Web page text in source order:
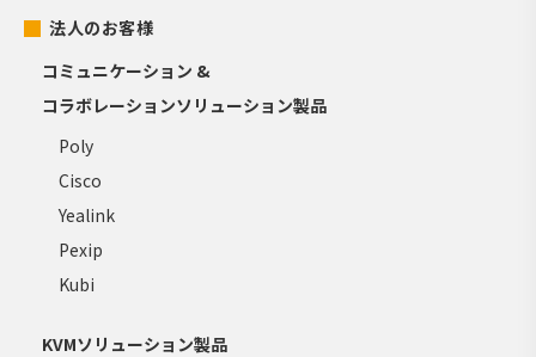
法人のお客様
コミュニケーション &
コラボレーションソリューション製品
Poly
Cisco
Yealink
Pexip
Kubi
KVMソリューション製品